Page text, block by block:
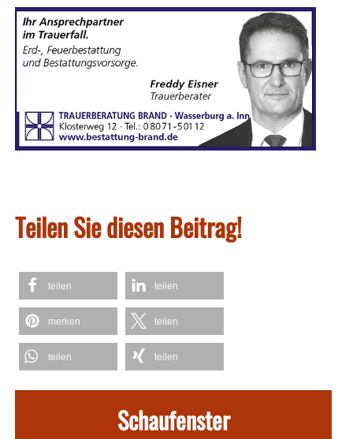
Teilen Sie diesen Beitrag!
teilen teilen
merken teilen
teilen teilen
Schaufenster